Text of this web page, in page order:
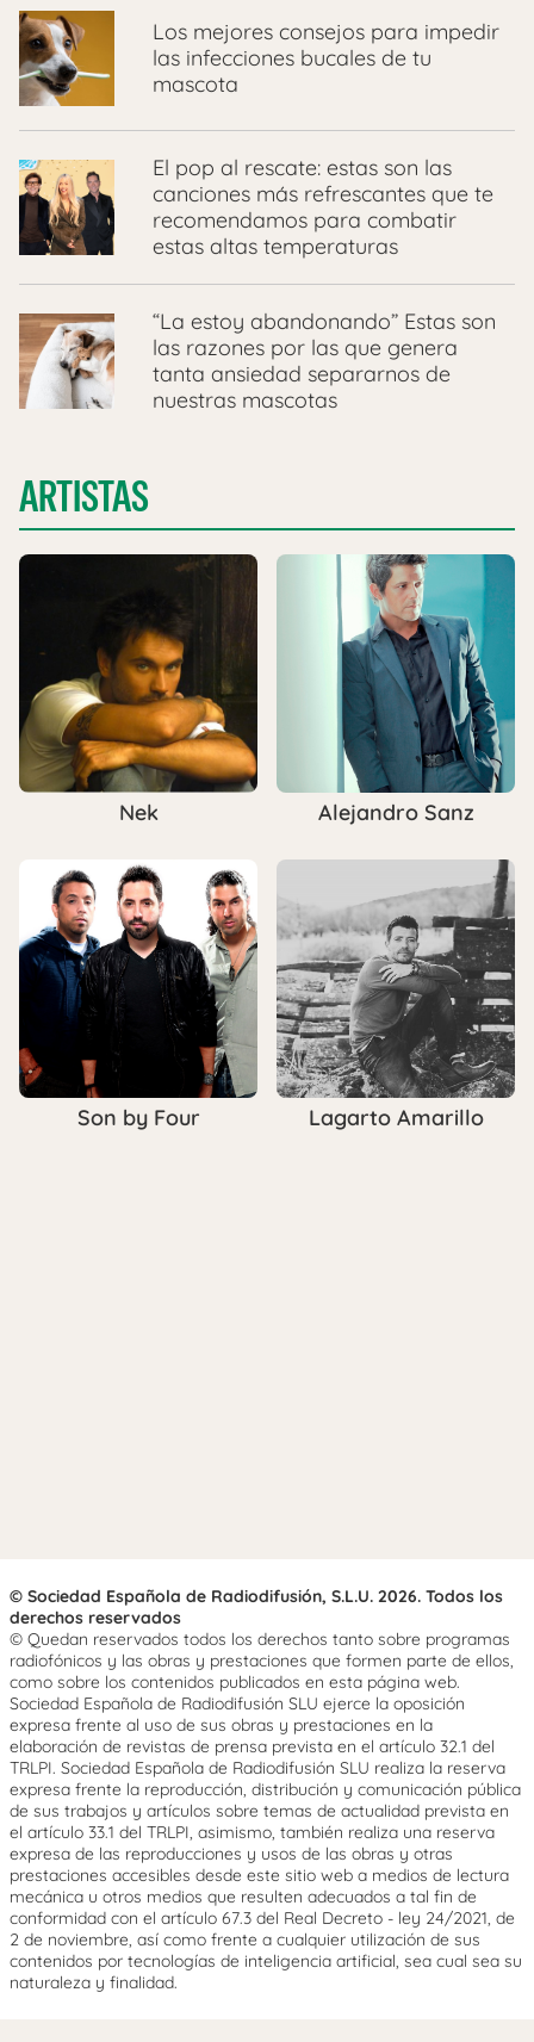
Los mejores consejos para impedir
las infecciones bucales de tu
mascota
El pop al rescate: estas son las
canciones más refrescantes que te
recomendamos para combatir
estas altas temperaturas
“La estoy abandonando” Estas son
las razones por las que genera
tanta ansiedad separarnos de
nuestras mascotas
ARTISTAS
Nek Alejandro Sanz
Son by Four Lagarto Amarillo
© Sociedad Española de Radiodifusión, S.L.U. 2026. Todos los
derechos reservados
© Quedan reservados todos los derechos tanto sobre programas
radiofónicos y las obras y prestaciones que formen parte de ellos,
como sobre los contenidos publicados en esta página web.
Sociedad Española de Radiodifusión SLU ejerce la oposición
expresa frente al uso de sus obras y prestaciones en la
elaboración de revistas de prensa prevista en el artículo 32.1 del
TRLPI. Sociedad Española de Radiodifusión SLU realiza la reserva
expresa frente la reproducción, distribución y comunicación pública
de sus trabajos y artículos sobre temas de actualidad prevista en
el artículo 33.1 del TRLPI, asimismo, también realiza una reserva
expresa de las reproducciones y usos de las obras y otras
prestaciones accesibles desde este sitio web a medios de lectura
mecánica u otros medios que resulten adecuados a tal fin de
conformidad con el artículo 67.3 del Real Decreto - ley 24/2021, de
2 de noviembre, así como frente a cualquier utilización de sus
contenidos por tecnologías de inteligencia artificial, sea cual sea su
naturaleza y finalidad.